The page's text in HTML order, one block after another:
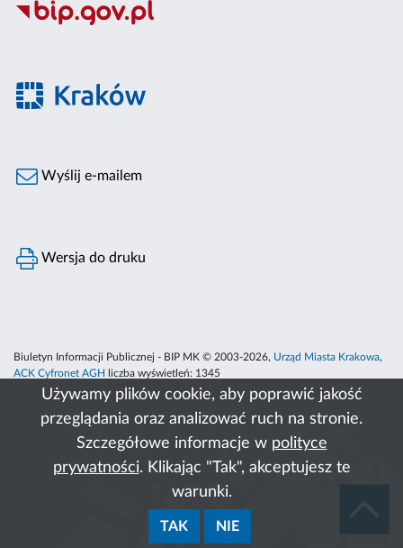
Używamy plików cookie, aby poprawić jakość
przeglądania oraz analizować ruch na stronie.
Szczegółowe informacje w polityce
prywatności. Klikając "Tak", akceptujesz te
warunki.
TAK NIE
Wyślij e-mailem
Wersja do druku
Biuletyn Informacji Publicznej - BIP MK © 2003-2026, Urząd Miasta Krakowa,
ACK Cyfronet AGH
liczba wyświetleń: 1345